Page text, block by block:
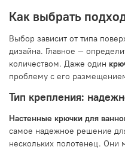
Как выбрать
Выбор зависит от типа
дизайна. Главное —
количеством. Даже один
проблему с его
Тип крепления:
Настенные крючки для
самое надежное решение
нескольких полотенец. Они